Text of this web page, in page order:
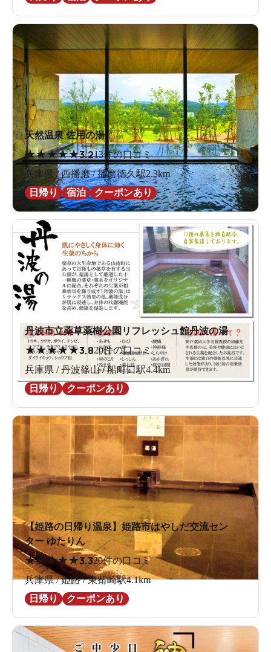
天然温泉 佐用の湯
★★★★★3.213件の口コミ
兵庫県 / 西播磨 / 播磨徳久駅2.3km
日帰り
宿泊 クーポンあり
丹波市立薬草薬樹公園リフレッシュ館丹波の湯
★★★★★3.820件の口コミ
兵庫県 / 丹波篠山 / 船町口駅4.4km
日帰り
クーポンあり
【姫路の日帰り温泉】姫路市はやしだ交流セン
ター ゆたりん
★★★★★3.320件の口コミ
兵庫県 / 姫路 / 東觜崎駅4.1km
日帰り
クーポンあり